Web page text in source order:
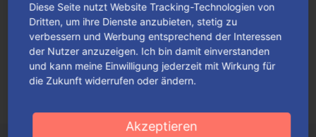
Fan-Highlights im Advent
Originell gestaltete Adventskalender mit thematisch
einfallsreichen Motiven werden ganz gewiss alle Fans hellauf
begeistern.Mehr lesen
Diese Seite nutzt Website Tracking-Technologien von
Dritten, um ihre Dienste anzubieten, stetig zu
verbessern und Werbung entsprechend der Interessen
der Nutzer anzuzeigen. Ich bin damit einverstanden
und kann meine Einwilligung jederzeit mit Wirkung für
die Zukunft widerrufen oder ändern.
Akzeptieren